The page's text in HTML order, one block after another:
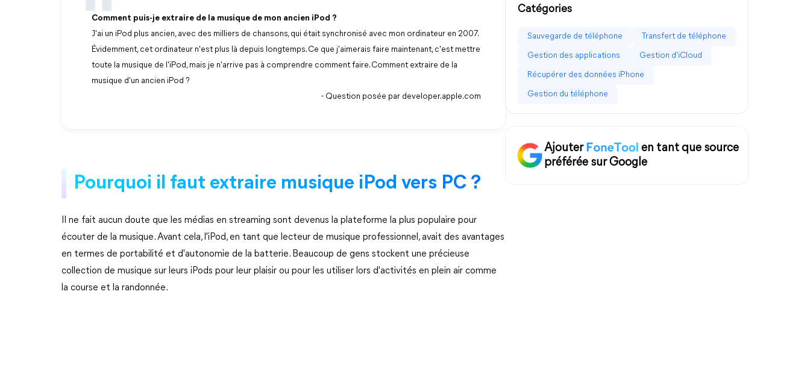
Comment puis-je extraire de la musique de mon ancien iPod ?
J'ai un iPod plus ancien, avec des milliers de chansons, qui était synchronisé avec mon ordinateur en 2007.
Évidemment, cet ordinateur n'est plus là depuis longtemps. Ce que j'aimerais faire maintenant, c'est mettre
toute la musique de l'iPod, mais je n'arrive pas à comprendre comment faire. Comment extraire de la
musique d'un ancien iPod ?
- Question posée par developer.apple.com
Pourquoi il faut extraire musique iPod vers PC ?
Il ne fait aucun doute que les médias en streaming sont devenus la plateforme la plus populaire pour
écouter de la musique. Avant cela, l'iPod, en tant que lecteur de musique professionnel, avait des avantages
en termes de portabilité et d'autonomie de la batterie. Beaucoup de gens stockent une précieuse
collection de musique sur leurs iPods pour leur plaisir ou pour les utiliser lors d'activités en plein air comme
la course et la randonnée.
Catégories
Sauvegarde de téléphone Transfert de téléphone
Gestion des applications Gestion d'iCloud
Récupérer des données iPhone
Gestion du téléphone
Ajouter
en tant que source
préférée sur Google